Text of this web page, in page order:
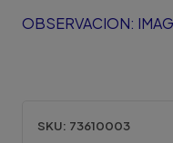
OBSERVACION:
SKU: 73610003